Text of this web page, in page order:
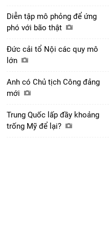
Diễn tập mô phỏng để ứng
phó với bão thật
Đức cải tổ Nội các quy mô
lớn
Anh có Chủ tịch Công đảng
mới
Trung Quốc lấp đầy khoảng
trống Mỹ để lại?